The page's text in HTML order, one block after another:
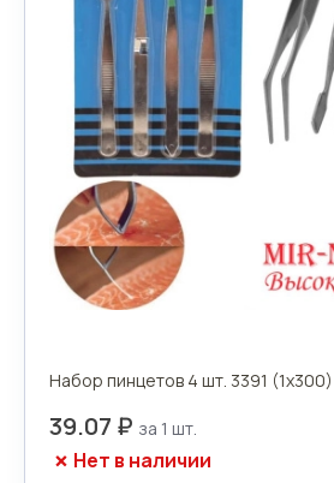
Набор пинцетов 4 шт. 3391 (1х300)
39.07 ₽
Нет в наличии